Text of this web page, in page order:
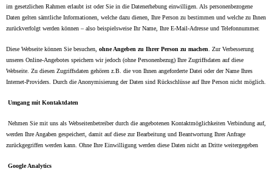
im gesetzlichen Rahmen erlaubt ist oder Sie in die Datenerhebung einwilligen. Als personenbezogene
Daten gelten sämtliche Informationen, welche dazu dienen, Ihre Person zu bestimmen und welche zu Ihnen
zurückverfolgt werden können – also beispielsweise Ihr Name, Ihre E-Mail-Adresse und Telefonnummer.
Diese Webseite können Sie besuchen, ohne Angeben zu Ihrer Person zu machen . Zur Verbesserung
unseres Online-Angebotes speichern wir jedoch (ohne Personenbezug) Ihre Zugriffsdaten auf diese
Webseite. Zu diesen Zugriffsdaten gehören z.B. die von Ihnen angeforderte Datei oder der Name Ihres
Internet-Providers. Durch die Anonymisierung der Daten sind Rückschlüsse auf Ihre Person nicht möglich.
Umgang mit Kontaktdaten
Nehmen Sie mit uns als Webseitenbetreiber durch die angebotenen Kontaktmöglichkeiten Verbindung auf,
werden Ihre Angaben gespeichert, damit auf diese zur Bearbeitung und Beantwortung Ihrer Anfrage
zurückgegriffen werden kann. Ohne Ihre Einwilligung werden diese Daten nicht an Dritte weitergegeben
Google Analytics